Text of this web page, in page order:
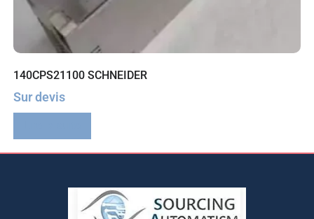
140CPS21100 SCHNEIDER
Sur devis